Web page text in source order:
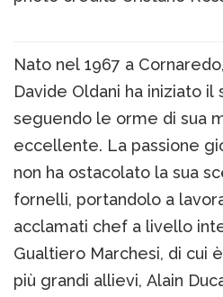
Nato nel 1967 a
Davide Oldani ha iniziato il
seguendo le orme di sua
eccellente. La passione
non ha ostacolato la sua
fornelli, portandolo a
acclamati chef a livello
Gualtiero Marchesi, di cui
più grandi allievi, Alain